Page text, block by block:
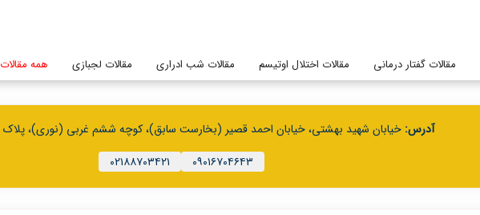
مقالات گفتار درمانی مقالات اختلال اوتیسم مقالات شب ادراری مقالات لجبازی همه مقالات
آدرس: خیابان شهید بهشتی، خیابان احمد قصیر (بخارست سابق)، کوچه ششم غربی (نوری)، پلاک ۳۶، طبقه همکف
۰۹۰۱۶۷۰۴۶۴۳
۰۲۱۸۸۷۰۳۴۲۱